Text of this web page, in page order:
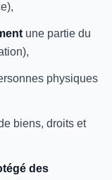
une partie du
physiques
biens, droits et
des